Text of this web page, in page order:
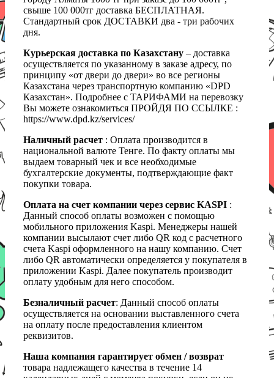
свыше 100 000тг доставка БЕСПЛАТНАЯ.
Стандартный срок ДОСТАВКИ два - три рабочих
дня.
Курьерская доставка по Казахстану – доставка
осуществляется по указанному в заказе адресу, по
принципу «от двери до двери» во все регионы
Казахстана через транспортную компанию «DPD
Казахстан». Подробнее с ТАРИФАМИ на перевозку
Вы можете ознакомиться ПРОЙДЯ ПО ССЫЛКЕ :
https://www.dpd.kz/services/
Наличный расчет : Оплата производится в
национальной валюте Тенге. По факту оплаты мы
выдаем товарный чек и все необходимые
бухгалтерские документы, подтверждающие факт
покупки товара.
Оплата на счет компании через сервис KASPI :
Данный способ оплаты возможен с помощью
мобильного приложения Kaspi. Менеджеры нашей
компании высылают счет либо QR код с расчетного
счета Kaspi оформленного на нашу компанию. Счет
либо QR автоматически определяется у покупателя в
приложении Kaspi. Далее покупатель производит
оплату удобным для него способом.
Безналичный расчет: Данный способ оплаты
осуществляется на основании выставленного счета
на оплату после предоставления клиентом
реквизитов.
Наша компания гарантирует обмен / возврат
товара надлежащего качества в течение 14